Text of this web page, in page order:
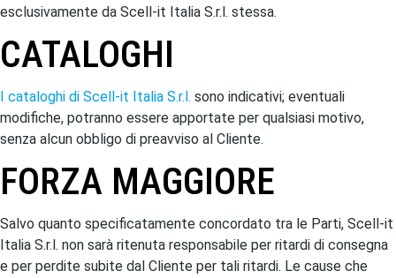
esclusivamente da Scell-it Italia S.r.l. stessa.
CATALOGHI
I cataloghi di Scell-it Italia S.r.l. sono indicativi; eventuali
modifiche, potranno essere apportate per qualsiasi motivo,
senza alcun obbligo di preavviso al Cliente.
FORZA MAGGIORE
Salvo quanto specificatamente concordato tra le Parti, Scell-it
Italia S.r.l. non sarà ritenuta responsabile per ritardi di consegna
e per perdite subite dal Cliente per tali ritardi. Le cause che